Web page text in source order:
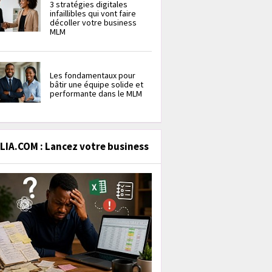
3 stratégies digitales
infaillibles qui vont faire
décoller votre business
MLM
Les fondamentaux pour
bâtir une équipe solide et
performante dans le MLM
: Lancez votre business